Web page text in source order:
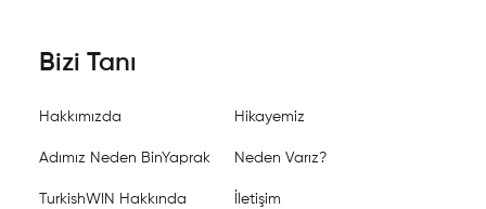
Bizi Tanı
Hakkımızda Hikayemiz
Adımız Neden BinYaprak Neden Varız?
TurkishWIN Hakkında İletişim